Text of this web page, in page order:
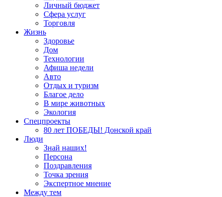
Личный бюджет
Сфера услуг
Торговля
Жизнь
Здоровье
Дом
Технологии
Афиша недели
Авто
Отдых и туризм
Благое дело
В мире животных
Экология
Спецпроекты
80 лет ПОБЕДЫ! Донской край
Люди
Знай наших!
Персона
Поздравления
Точка зрения
Экспертное мнение
Между тем